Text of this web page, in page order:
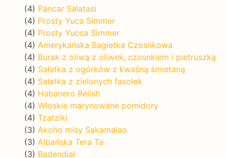
(4) Pancar Salatasi
(4) Prosty Yuca Simmer
(4) Prosty Yucca Simmer
(4) Amerykańska Bagietka Czosnkowa
(4) Burak z oliwą z oliwek, czosnkiem i pietruszką
(4) Sałatka z ogórków z kwaśną śmietaną
(4) Sałatka z zielonych fasolek
(4) Habanero Relish
(4) Włoskie marynowane pomidory
(4) Tzatziki
(3) Akoho misy Sakamalao
(3) Albańska Tera Ta
(3) Badendjal